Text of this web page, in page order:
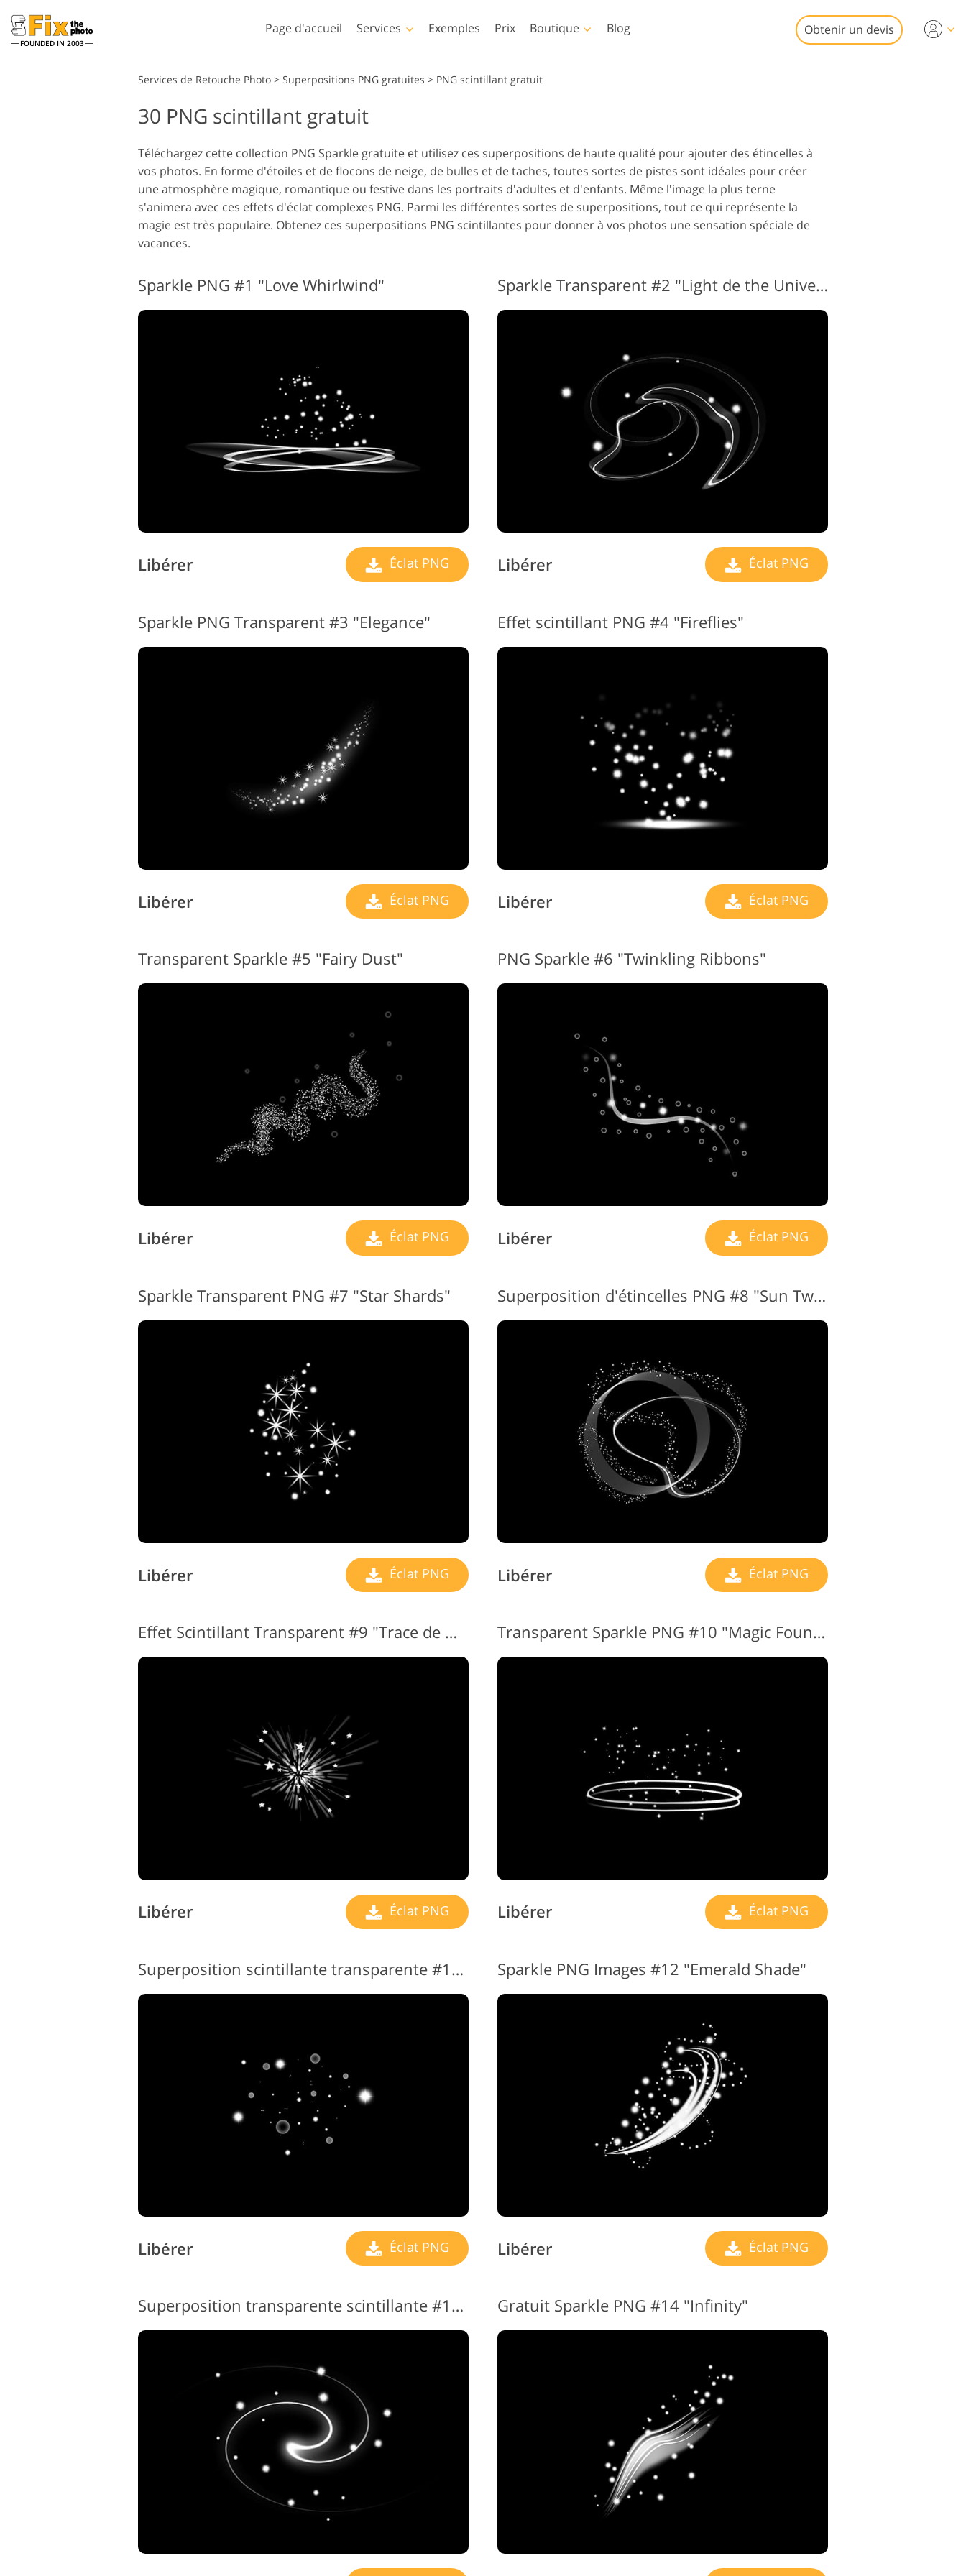
FOUNDED IN 2003
Page d'accueil Services
pour bébé
immobilière
Services de Retouche Photo
Exemples Prix Boutique
Lightroom
Préréglages Lightroom
préréglages LR
Meilleures offres
prédéfinies
Collecte mobile
Photoshop
Actions Photoshop
Superpositions
Photoshop
Textures Photoshop
Ps Actions Collections
entières
Templates
Cartes de Saint Valentin
Invitations de mariage
Invitation d'anniversaire
pour enfants
Blog Obtenir un devis
Services de Retouche Photo > Superpositions PNG gratuites > PNG scintillant gratuit
30 PNG scintillant gratuit
Téléchargez cette collection PNG Sparkle gratuite et utilisez ces superpositions de haute qualité pour ajouter des étincelles à
vos photos. En forme d'étoiles et de flocons de neige, de bulles et de taches, toutes sortes de pistes sont idéales pour créer
une atmosphère magique, romantique ou festive dans les portraits d'adultes et d'enfants. Même l'image la plus terne
s'animera avec ces effets d'éclat complexes PNG. Parmi les différentes sortes de superpositions, tout ce qui représente la
magie est très populaire. Obtenez ces superpositions PNG scintillantes pour donner à vos photos une sensation spéciale de
vacances.
Sparkle PNG #1 "Love Whirlwind"
Libérer Éclat PNG
Sparkle Transparent #2 "Light de the Universe"
Libérer Éclat PNG
Sparkle PNG Transparent #3 "Elegance"
Libérer Éclat PNG
Effet scintillant PNG #4 "Fireflies"
Libérer Éclat PNG
Transparent Sparkle #5 "Fairy Dust"
Libérer Éclat PNG
PNG Sparkle #6 "Twinkling Ribbons"
Libérer Éclat PNG
Sparkle Transparent PNG #7 "Star Shards"
Libérer Éclat PNG
Superposition d'étincelles PNG #8 "Sun Twinkles"
Libérer Éclat PNG
Effet Scintillant Transparent #9 "Trace de Magic"
Libérer Éclat PNG
Transparent Sparkle PNG #10 "Magic Fountain"
Libérer Éclat PNG
Superposition scintillante transparente #11 "Magic"
Libérer Éclat PNG
Sparkle PNG Images #12 "Emerald Shade"
Libérer Éclat PNG
Superposition transparente scintillante #13 "Pink Ash" Gratuit Sparkle PNG #14 "Infinity"